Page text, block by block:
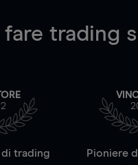
fare trading
di trading
Pioniere